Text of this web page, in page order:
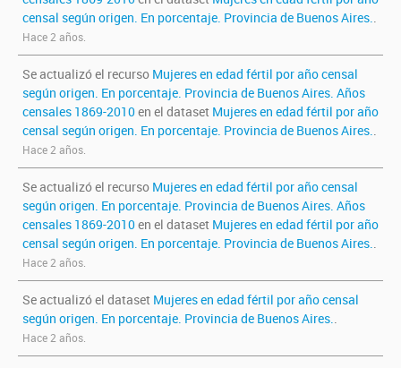
censal según origen. En porcentaje. Provincia de Buenos Aires..
Hace 2 años.
Se actualizó el recurso Mujeres en edad fértil por año censal
según origen. En porcentaje. Provincia de Buenos Aires. Años
censales 1869-2010en el dataset Mujeres en edad fértil por año
censal según origen. En porcentaje. Provincia de Buenos Aires..
Hace 2 años.
Se actualizó el recurso Mujeres en edad fértil por año censal
según origen. En porcentaje. Provincia de Buenos Aires. Años
censales 1869-2010en el dataset Mujeres en edad fértil por año
censal según origen. En porcentaje. Provincia de Buenos Aires..
Hace 2 años.
Se actualizó el dataset Mujeres en edad fértil por año censal
según origen. En porcentaje. Provincia de Buenos Aires..
Hace 2 años.